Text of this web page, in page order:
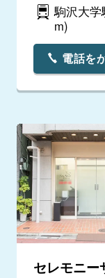
駒沢大学
m)
電話を
セレモニー